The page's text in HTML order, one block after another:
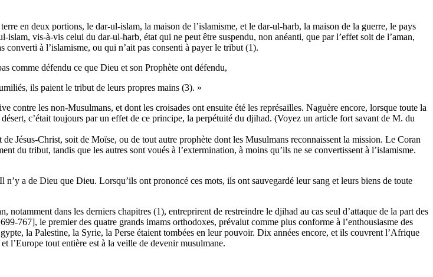
en deux portions, le dar-ul-islam, la maison de l’islamisme, et le dar-ul-harb, la maison de la guerre, le pays
vis-à-vis celui du dar-ul-harb, état qui ne peut être suspendu, non anéanti, que par l’effet soit de l’aman,
converti à l’islamisme, ou qui n’ait pas consenti à payer le tribut (1).
comme défendu ce que Dieu et son Prophète ont défendu,
ils paient le tribut de leurs propres mains (3). »
les non-Musulmans, et dont les croisades ont ensuite été les représailles. Naguère encore, lorsque toute la
c’était toujours par un effet de ce principe, la perpétuité du djihad. (Voyez un article fort savant de M. du
Jésus-Christ, soit de Moïse, ou de tout autre prophète dont les Musulmans reconnaissent la mission. Le Coran
du tribut, tandis que les autres sont voués à l’extermination, à moins qu’ils ne se convertissent à l’islamisme.
a de Dieu que Dieu. Lorsqu’ils ont prononcé ces mots, ils ont sauvegardé leur sang et leurs biens de toute
notamment dans les derniers chapitres (1), entreprirent de restreindre le djihad au cas seul d’attaque de la part des
767], le premier des quatre grands imams orthodoxes, prévalut comme plus conforme à l’enthousiasme des
la Palestine, la Syrie, la Perse étaient tombées en leur pouvoir. Dix années encore, et ils couvrent l’Afrique
l’Europe tout entière est à la veille de devenir musulmane.